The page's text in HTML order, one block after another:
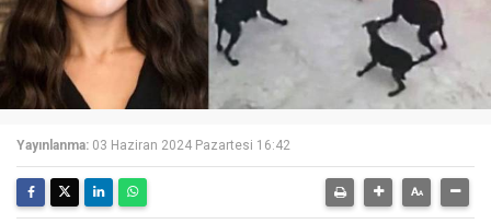
Yayınlanma: 03 Haziran 2024 Pazartesi 16:42